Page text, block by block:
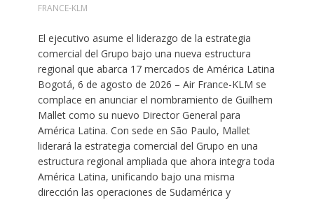
FRANCE-KLM
El ejecutivo asume el liderazgo de la estrategia
comercial del Grupo bajo una nueva estructura
regional que abarca 17 mercados de América Latina
Bogotá, 6 de agosto de 2026 – Air France-KLM se
complace en anunciar el nombramiento de Guilhem
Mallet como su nuevo Director General para
América Latina. Con sede en São Paulo, Mallet
liderará la estrategia comercial del Grupo en una
estructura regional ampliada que ahora integra toda
América Latina, unificando bajo una misma
dirección las operaciones de Sudamérica y